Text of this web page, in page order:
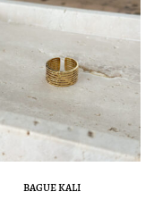
BAGUE KALI